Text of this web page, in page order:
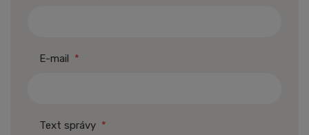
E-mail *
Text správy *